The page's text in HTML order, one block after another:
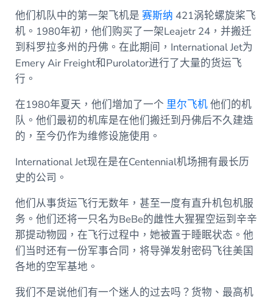
他们机队中的第一架飞机是 赛斯纳 421涡轮螺旋桨飞
机。1980年初，他们购买了一架Leajetr 24，并搬迁
到科罗拉多州的丹佛。在此期间，International Jet为
Emery Air Freight和Purolator进行了大量的货运飞
行。
在1980年夏天，他们增加了一个 里尔飞机他们的机
队。他们最初的机库是在他们搬迁到丹佛后不久建造
的，至今仍作为维修设施使用。
International Jet现在是在Centennial机场拥有最长历
史的公司。
他们从事货运飞行无数年，甚至一度有直升机包机服
务。他们还将一只名为BeBe的雌性大猩猩空运到辛辛
那提动物园，在飞行过程中，她被置于睡眠状态。他
们当时还有一份军事合同，将导弹发射密码飞往美国
各地的空军基地。
我们不是说他们有一个迷人的过去吗？货物、最高机